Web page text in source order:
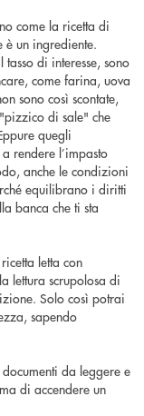
come la ricetta di
un ingrediente.
di interesse, sono
come farina, uova
sono così scontate,
di sale" che
quegli
rendere l’impasto
anche le condizioni
equilibrano i diritti
banca che ti sta
letta con
lettura scrupolosa di
Solo così potrai
sapendo
da leggere e
di accendere un